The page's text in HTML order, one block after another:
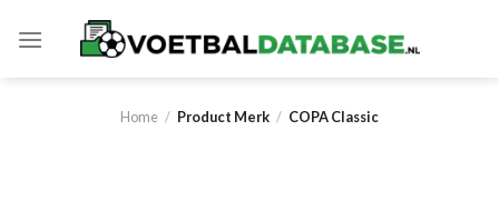
Home / Product Merk / COPA Classic